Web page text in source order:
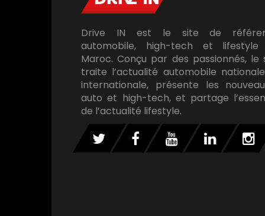
Drive IN est le site de
automobile, high-tech et lifestyle
Maroc. Conçu par des passionnés, le
traite l’actualité automobile
internationale, présente les
auto et high-tech, et partage
de l’actualité lifestyle.